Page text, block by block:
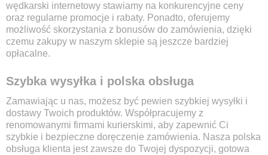
wędkarski internetowy stawiamy na konkurencyjne ceny
oraz regularne promocje i rabaty. Ponadto, oferujemy
możliwość skorzystania z bonusów do zamówienia, dzięki
czemu zakupy w naszym sklepie są jeszcze bardziej
opłacalne.
Szybka wysyłka i polska obsługa
Zamawiając u nas, możesz być pewien szybkiej wysyłki i
dostawy Twoich produktów. Współpracujemy z
renomowanymi firmami kurierskimi, aby zapewnić Ci
szybkie i bezpieczne doręczenie zamówienia. Nasza polska
obsługa klienta jest zawsze do Twojej dyspozycji, gotowa